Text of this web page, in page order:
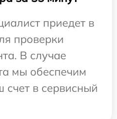
приедет в
проверки
В случае
мы обеспечим
счет в сервисный